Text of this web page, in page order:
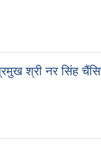
श्री नर सिंह